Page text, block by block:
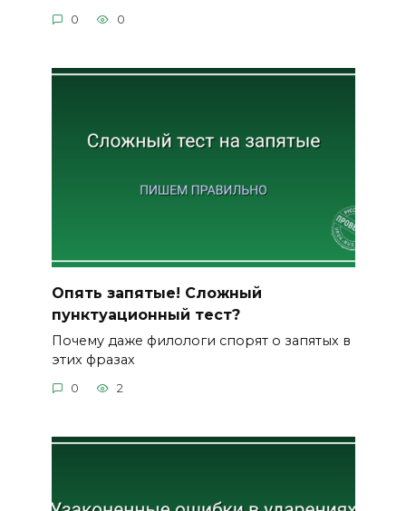
0 0
Опять запятые! Сложный
пунктуационный тест?
Почему даже филологи спорят о запятых в
этих фразах
0 2